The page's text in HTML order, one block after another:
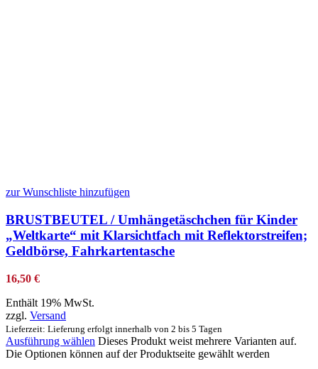
zur Wunschliste hinzufügen
BRUSTBEUTEL / Umhängetäschchen für Kinder
„Weltkarte“ mit Klarsichtfach mit Reflektorstreifen;
Geldbörse, Fahrkartentasche
16,50 €
Enthält 19% MwSt.
zzgl. Versand
Lieferzeit: Lieferung erfolgt innerhalb von 2 bis 5 Tagen
Ausführung wählen Dieses Produkt weist mehrere Varianten auf.
Die Optionen können auf der Produktseite gewählt werden